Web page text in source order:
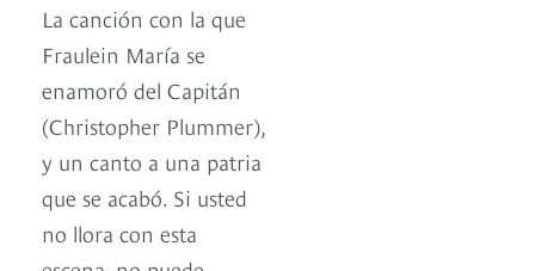
La canción con la que
Fraulein María se
enamoró del Capitán
(Christopher Plummer),
y un canto a una patria
que se acabó. Si usted
no llora con esta